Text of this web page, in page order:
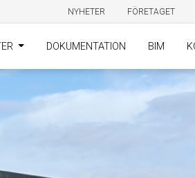
NYHETER FÖRETAGET
DOKUMENTATION BIM